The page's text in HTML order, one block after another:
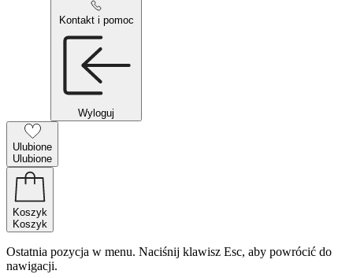
Kontakt i pomoc
Wyloguj
Ulubione
Ulubione
Koszyk
Koszyk
Ostatnia pozycja w menu. Naciśnij klawisz Esc, aby powrócić do
nawigacji.